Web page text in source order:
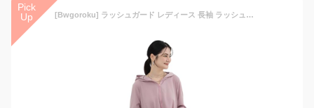
Pick
Up
[Bwgoroku] ラッシュガード レディース 長袖 ラッシュパーカー ゆったり 接触冷感 フリルラッシュガード 体型カバー UVカット アイスシルク 軽量 速乾 通気性 日焼け防止 シンプル 大きいサイズ 紫外線対策 (L, ピンク)